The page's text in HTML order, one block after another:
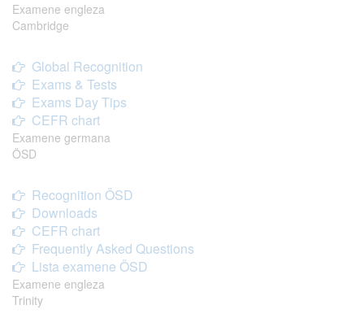
Examene engleza
Cambridge
Global Recognition
Exams & Tests
Exams Day Tips
CEFR chart
Examene germana
ÖSD
Recognition ÖSD
Downloads
CEFR chart
Frequently Asked Questions
Lista examene ÖSD
Examene engleza
Trinity